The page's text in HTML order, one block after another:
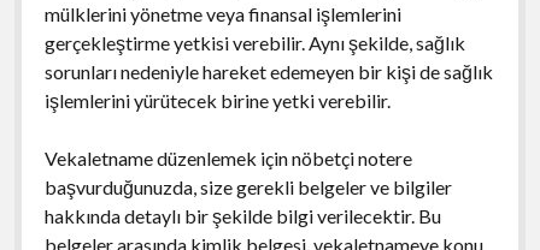
mülklerini yönetme veya finansal işlemlerini
gerçekleştirme yetkisi verebilir. Aynı şekilde, sağlık
sorunları nedeniyle hareket edemeyen bir kişi de sağlık
işlemlerini yürütecek birine yetki verebilir.
Vekaletname düzenlemek için nöbetçi notere
başvurduğunuzda, size gerekli belgeler ve bilgiler
hakkında detaylı bir şekilde bilgi verilecektir. Bu
belgeler arasında kimlik belgesi, vekaletnameye konu